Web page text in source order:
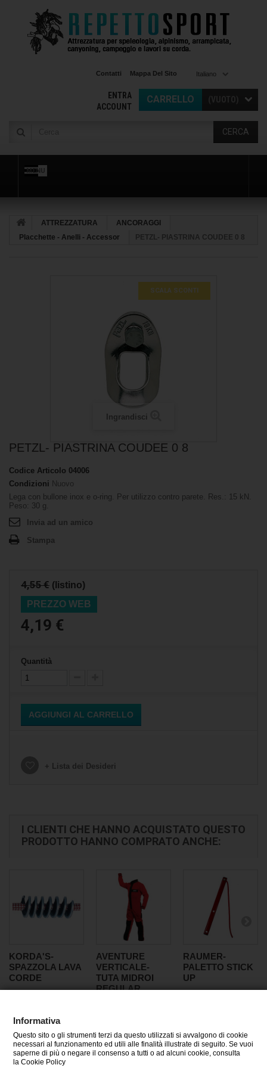
Italiano
Contatti Mappa Del Sito
CARRELLO
ENTRA
ACCOUNT
CERCA
MENU
ATTREZZATURA
ANCORAGGI
Placchette - Anelli - Accessor
PETZL- PIASTRINA COUDEE 0 8
SCALA SCONTI
Ingrandisci
PETZL- PIASTRINA COUDEE 0 8
Codice Articolo 04006
Condizioni Nuovo
Lega con bullone inox e o-ring. Per utilizzo contro parete. Res.: 15 kN.
Peso: 30 g.
Invia ad un amico
Stampa
4,55 € (listino)
PREZZO WEB
4,19 €
Quantità
AGGIUNGI AL CARRELLO
+ Lista dei Desideri
I CLIENTI CHE HANNO ACQUISTATO QUESTO
PRODOTTO HANNO COMPRATO ANCHE:
KORDA'S-
SPAZZOLA LAVA
CORDE
AVENTURE
VERTICALE-
TUTA MIDROI
REGULAR
RAUMER-
PALETTO STICK
UP
CATEGORIE
Informativa
Questo sito o gli strumenti terzi da questo utilizzati si avvalgono di cookie
necessari al funzionamento ed utili alle finalità illustrate di seguito. Se vuoi
saperne di più o negare il consenso a tutti o ad alcuni cookie, consulta
la Cookie Policy